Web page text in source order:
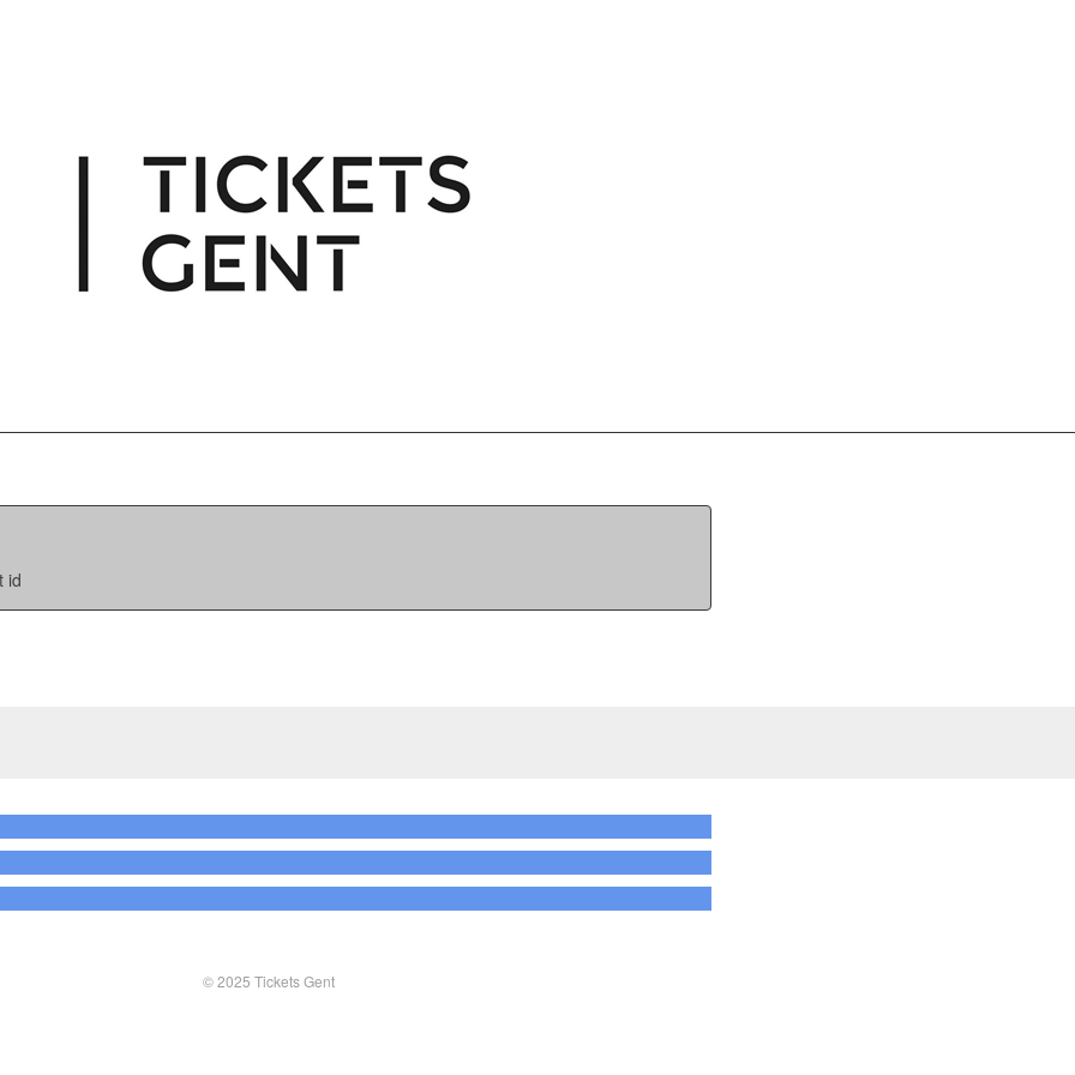
id
© 2025 Tickets Gent